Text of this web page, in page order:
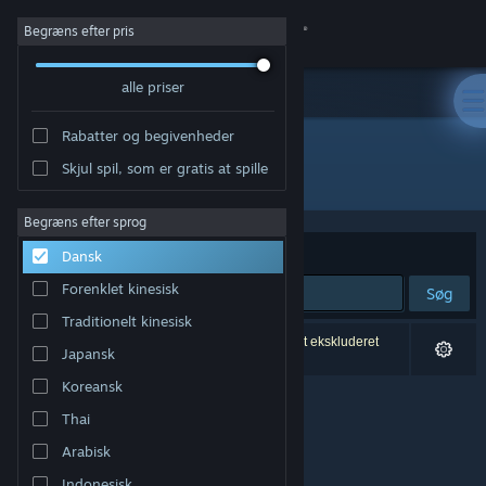
Log på
Om
Support
Skift sprog
Hent Steam-mobilappen
Vis desktop-webside
Begræns efter pris
alle priser
Rabatter og begivenheder
Skjul spil, som er gratis at spille
Begræns efter sprog
Dansk
Forenklet kinesisk
Traditionelt kinesisk
Japansk
Koreansk
Thai
Arabisk
Udvikler: DoubleBee
Sorter efter Relevans
Søg
0 resultater matcher din søgning. 2 titler er blevet ekskluderet
baseret på dine præferencer.